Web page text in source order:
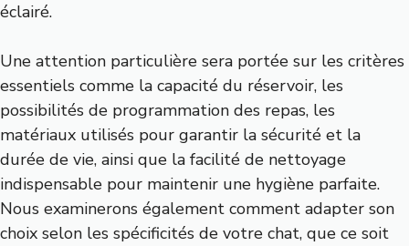
éclairé.
Une attention particulière sera portée sur les critères
essentiels comme la capacité du réservoir, les
possibilités de programmation des repas, les
matériaux utilisés pour garantir la sécurité et la
durée de vie, ainsi que la facilité de nettoyage
indispensable pour maintenir une hygiène parfaite.
Nous examinerons également comment adapter son
choix selon les spécificités de votre chat, que ce soit